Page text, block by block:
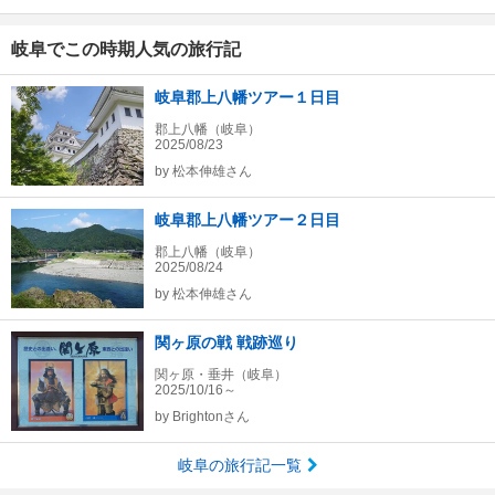
岐阜でこの時期人気の旅行記
岐阜郡上八幡ツアー１日目
郡上八幡（岐阜）
2025/08/23
by 松本伸雄さん
岐阜郡上八幡ツアー２日目
郡上八幡（岐阜）
2025/08/24
by 松本伸雄さん
関ヶ原の戦 戦跡巡り
関ヶ原・垂井（岐阜）
2025/10/16～
by Brightonさん
岐阜の旅行記一覧